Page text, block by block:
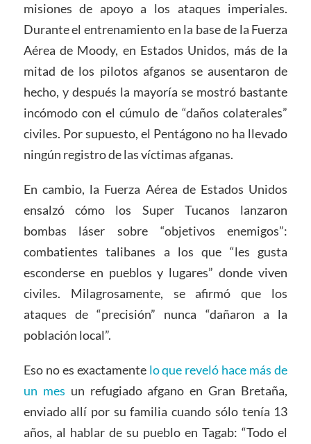
misiones de apoyo a los ataques imperiales.
Durante el entrenamiento en la base de la Fuerza
Aérea de Moody, en Estados Unidos, más de la
mitad de los pilotos afganos se ausentaron de
hecho, y después la mayoría se mostró bastante
incómodo con el cúmulo de “daños colaterales”
civiles. Por supuesto, el Pentágono no ha llevado
ningún registro de las víctimas afganas.
En cambio, la Fuerza Aérea de Estados Unidos
ensalzó cómo los Super Tucanos lanzaron
bombas láser sobre “objetivos enemigos”:
combatientes talibanes a los que “les gusta
esconderse en pueblos y lugares” donde viven
civiles. Milagrosamente, se afirmó que los
ataques de “precisión” nunca “dañaron a la
población local”.
Eso no es exactamente lo que reveló hace más de
un mes un refugiado afgano en Gran Bretaña,
enviado allí por su familia cuando sólo tenía 13
años, al hablar de su pueblo en Tagab: “Todo el